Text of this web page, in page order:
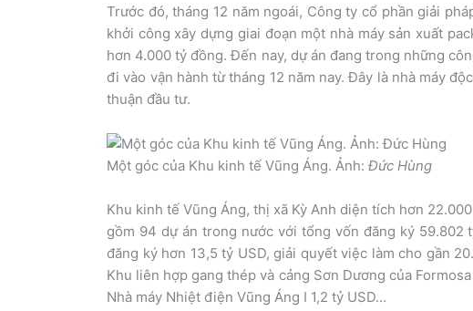
Trước đó, tháng 12 năm ngoái, Công ty cổ phần giải
khởi công xây dựng giai đoạn một nhà máy sản xuất
hơn 4.000 tỷ đồng. Đến nay, dự án đang trong những
đi vào vận hành từ tháng 12 năm nay. Đây là nhà máy
thuận đầu tư.
Một góc của Khu kinh tế Vũng Áng. Ảnh: Đức Hùng
Khu kinh tế Vũng Áng, thị xã Kỳ Anh diện tích hơn
gồm 94 dự án trong nước với tổng vốn đăng ký
đăng ký hơn 13,5 tỷ USD, giải quyết việc làm cho gần
Khu liên hợp gang thép và cảng Sơn Dương của
Nhà máy Nhiệt điện Vũng Áng I 1,2 tỷ USD…